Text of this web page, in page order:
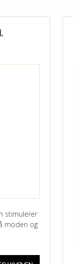
stimulerer
moden og